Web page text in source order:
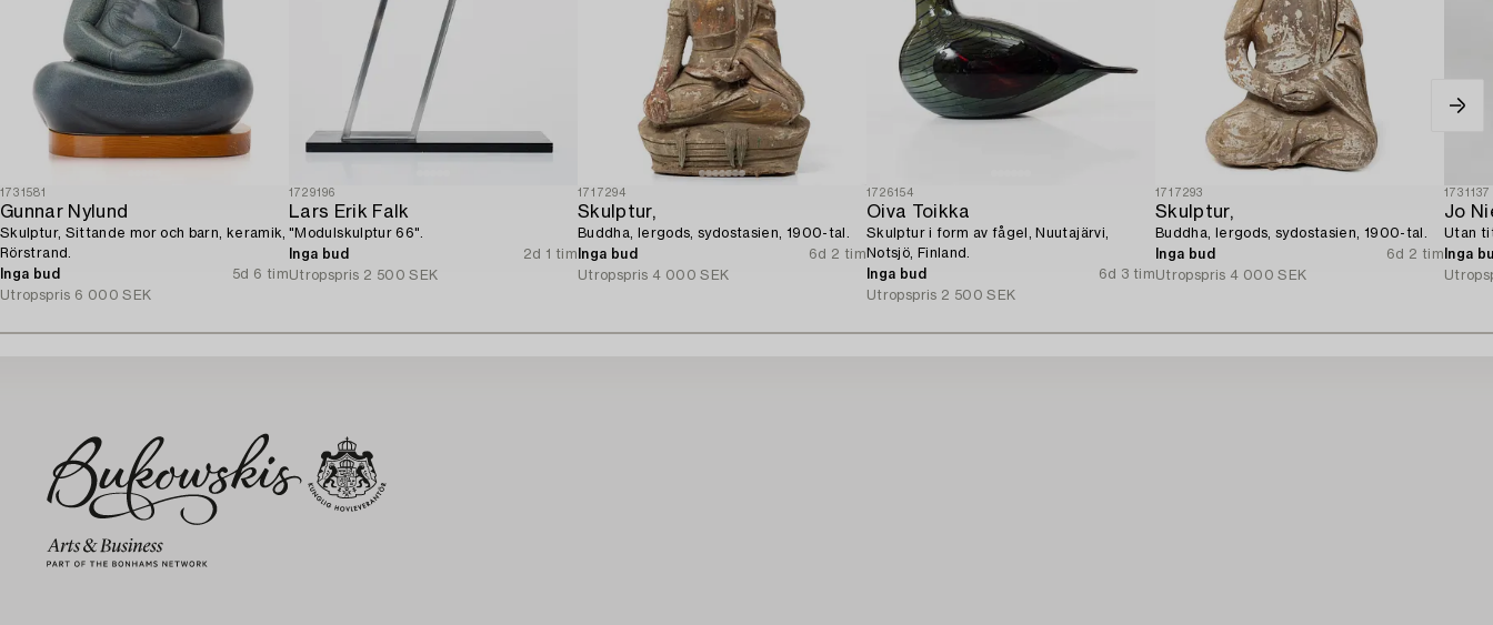
1731581
Gunnar Nylund
Skulptur, Sittande mor och barn, keramik,
Rörstrand.
Inga bud
5d 6 tim
Utropspris 6 000 SEK
1729196
Lars Erik Falk
"Modulskulptur 66".
Inga bud
2d 1 tim
Utropspris 2 500 SEK
1717294
Skulptur,
Buddha, lergods, sydostasien, 1900-tal.
Inga bud
6d 2 tim
Utropspris 4 000 SEK
1726154
Oiva Toikka
Skulptur i form av fågel, Nuutajärvi,
Notsjö, Finland.
Inga bud
6d 3 tim
Utropspris 2 500 SEK
1717293
Skulptur,
Buddha, lergods, sydostasien, 1900-tal.
Inga bud
6d 2 tim
Utropspris 4 000 SEK
1731137
Jo
Utan
Inga